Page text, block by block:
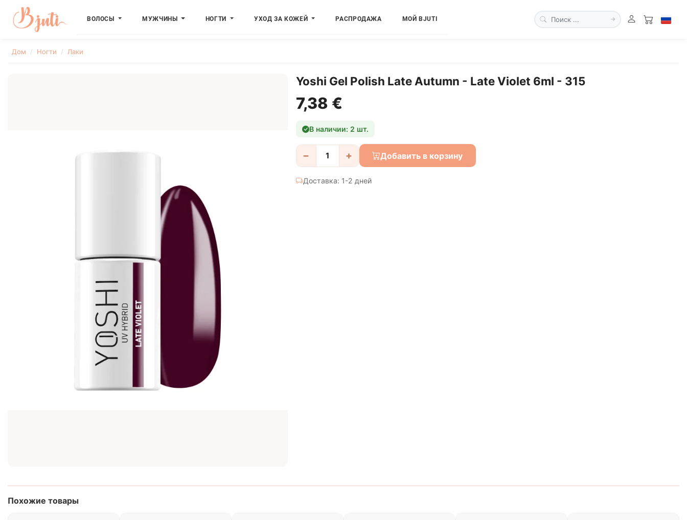
ВОЛОСЫ МУЖЧИНЫ НОГТИ УХОД ЗА КОЖЕЙ РАСПРОДАЖА МОЙ BJUTI
Дом Ногти Лаки
Yoshi Gel Polish Late Autumn - Late Violet 6ml - 315
7,38 €
В наличии: 2 шт.
− + Добавить в корзину
Доставка: 1-2 дней
Похожие товары